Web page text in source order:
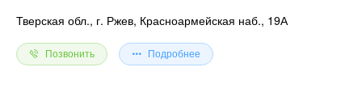
Тверская обл., г. Ржев, Красноармейская наб., 19А
Позвонить Подробнее